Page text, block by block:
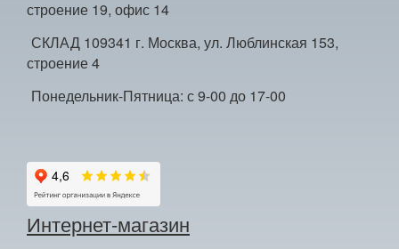
строение 19, офис 14
СКЛАД 109341 г. Москва, ул. Люблинская 153,
строение 4
Понедельник-Пятница: с 9-00 до 17-00
Интернет-магазин